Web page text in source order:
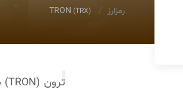
رمزارز TRON (TRX)
ترون (TRON
)